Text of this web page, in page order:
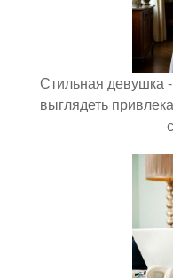
Стильная девушка
выглядеть